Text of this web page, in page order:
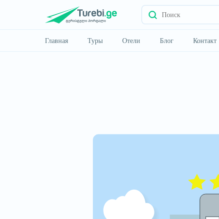
Главная Туры Отели Блог Контакт